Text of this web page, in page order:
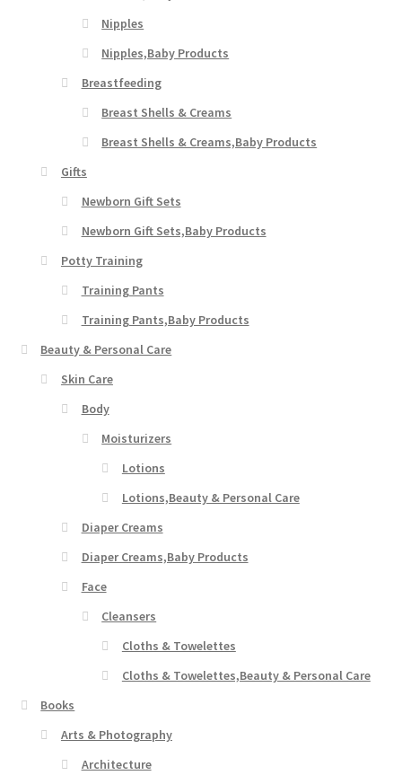
Nipples
Nipples,Baby Products
Breastfeeding
Breast Shells & Creams
Breast Shells & Creams,Baby Products
Gifts
Newborn Gift Sets
Newborn Gift Sets,Baby Products
Potty Training
Training Pants
Training Pants,Baby Products
Beauty & Personal Care
Skin Care
Body
Moisturizers
Lotions
Lotions,Beauty & Personal Care
Diaper Creams
Diaper Creams,Baby Products
Face
Cleansers
Cloths & Towelettes
Cloths & Towelettes,Beauty & Personal Care
Books
Arts & Photography
Architecture